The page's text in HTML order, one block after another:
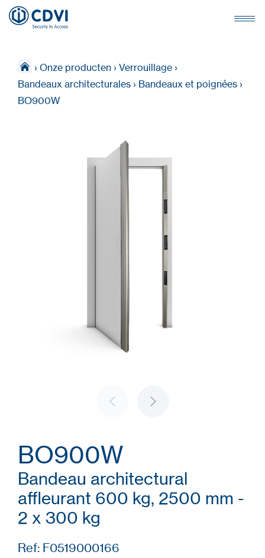
› Onze producten › Verrouillage ›
Bandeaux architecturales › Bandeaux et poignées ›
BO900W
BO900W
Bandeau architectural
affleurant 600 kg, 2500 mm -
2 x 300 kg
Ref: F0519000166